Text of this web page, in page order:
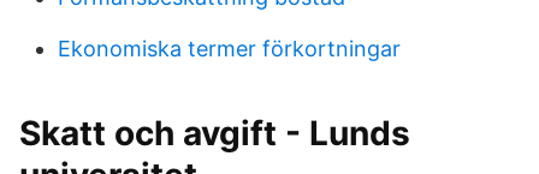
Ekonomiska termer förkortningar
Skatt och avgift - Lunds